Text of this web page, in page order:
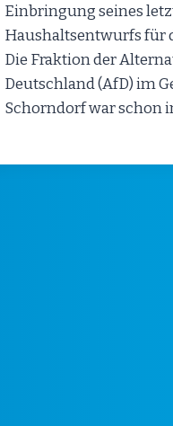
Einbringung seines
Haushaltsentwurfs für
Die Fraktion der
Deutschland (AfD) im
Schorndorf war schon